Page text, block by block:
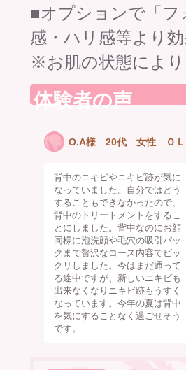
■オプションで「フ
感・ハリ感等より
※お肌の状態によ
体験者の声
O.A様 20代 女性 ＯＬ
背中のニキビやニキビ跡が気に
なっていました。自分ではどう
することもできなかったので、
背中のトリートメントをするこ
とにしました。背中なのにお顔
同様に泡洗顔や毛穴の吸引パッ
クまで贅沢なコース内容でビッ
クリしました。今はまだ通って
る途中ですが、新しいニキビも
出来なくなりニキビ跡もうすく
なっています。今年の夏は背中
を気にすることなく過ごせそう
です。